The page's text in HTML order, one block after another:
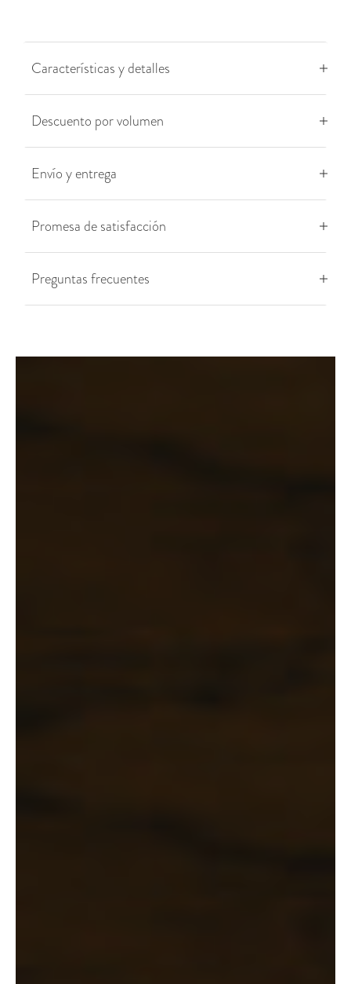
Características y detalles
Descuento por volumen
Envío y entrega
Promesa de satisfacción
Preguntas frecuentes